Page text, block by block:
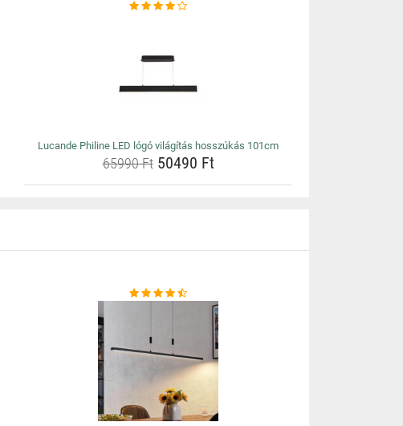
Lucande Philine LED lógó világítás hosszúkás 101cm
65990 Ft50490 Ft